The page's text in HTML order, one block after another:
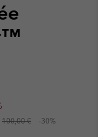
100,00 € -30%